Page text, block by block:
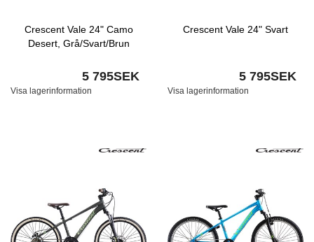
Crescent Vale 24" Camo
Desert, Grå/Svart/Brun
5 795SEK
Visa lagerinformation
Crescent Vale 24" Svart
5 795SEK
Visa lagerinformation